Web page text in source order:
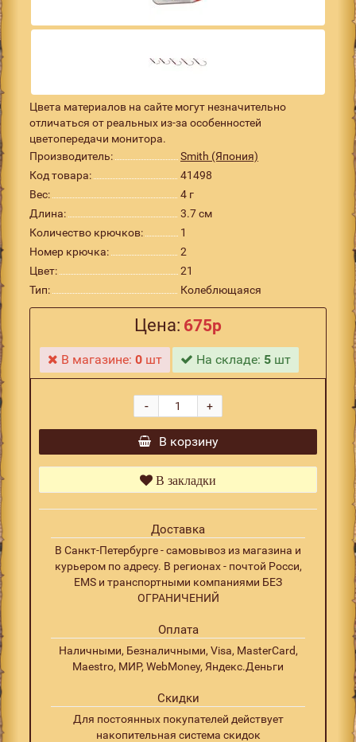
Цвета материалов на сайте могут незначительно
отличаться от реальных из-за особенностей
цветопередачи монитора.
Производитель:
Smith (Япония)
Код товара:
41498
Вес:
4 г
Длина:
3.7 см
Количество крючков:
1
Номер крючка:
2
Цвет:
21
Тип:
Колеблющаяся
Цена: 675р
В магазине:0 шт На складе: 5 шт
+
-
В корзину
В закладки
Доставка
В Санкт-Петербурге - самовывоз из магазина и
курьером по адресу. В регионах - почтой Росси,
EMS и транспортными компаниями БЕЗ
ОГРАНИЧЕНИЙ
Оплата
Наличными, Безналичными, Visa, MasterCard,
Maestro, МИР, WebMoney, Яндекс.Деньги
Скидки
Для постоянных покупателей действует
накопительная система скидок